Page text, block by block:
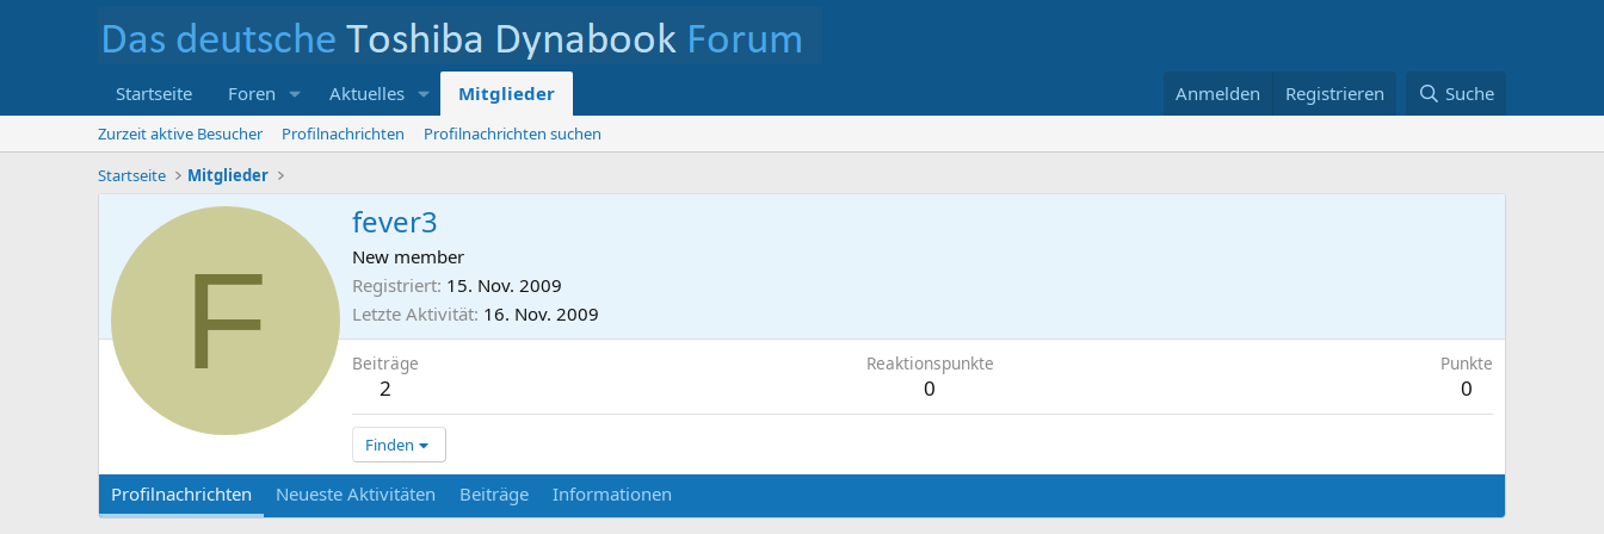
Startseite Foren Aktuelles Mitglieder Anmelden Registrieren Suche
Zurzeit aktive Besucher Profilnachrichten
Profilnachrichten suchen
Startseite
Mitglieder
F
fever3
New member
Registriert 15. Nov. 2009
Letzte Aktivität 16. Nov. 2009
Beiträge
2
Reaktionspunkte
0
Punkte
0
Finden
Profilnachrichten Neueste Aktivitäten Beiträge Informationen